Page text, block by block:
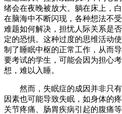
绪会在夜晚被放大。躺在床上，
在脑海中不断闪现，各种想法不
难题如何解决，担忧人际关系是
定的恐惧。这种过度的思维活动
制了睡眠中枢的正常工作，从而
要考试的学生，可能会因为担心
想，难以入睡。​
然而，失眠症的成因并非只有
因素也可能导致失眠，如身体的
关节疼痛、肠胃疾病引起的腹痛